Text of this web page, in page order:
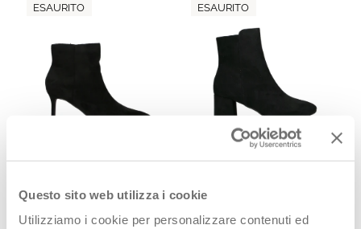
Questo sito web utilizza i cookie
Utilizziamo i cookie per personalizzare contenuti ed
ESAURITO ESAURITO